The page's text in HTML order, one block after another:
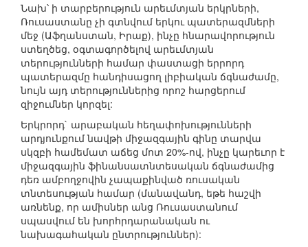
Նախ՝ ի տարբերություն արեւմտյան երկրների,
Ռուսաստանը չի գտնվում երկու պատերազմների
մեջ (Աֆղանստան, Իրաք), ինչը հնարավորություն
ստեղծեց, օգտագործելով արեւմտյան
տերությունների համար փաստացի երրորդ
պատերազմը հանդիսացող լիբիական ճգնաժամը,
նույն այդ տերություններից որոշ հարցերում
զիջումներ կորզել:
Երկրորդ` արաբական հեղափոխությունների
արդյունքում նավթի միջազգային գինը տարվա
սկզբի համեմատ աճեց մոտ 20%-ով, ինչը կարեւոր է
միջազգային ֆինանսատնտեսական ճգնաժամից
դեռ ամբողջովին չապաքինված ռուսական
տնտեսության համար (մանավանդ, եթե հաշվի
առնենք, որ ամիսներ անց Ռուսաստանում
սպասվում են խորհրդարանական ու
նախագահական ընտրություններ):